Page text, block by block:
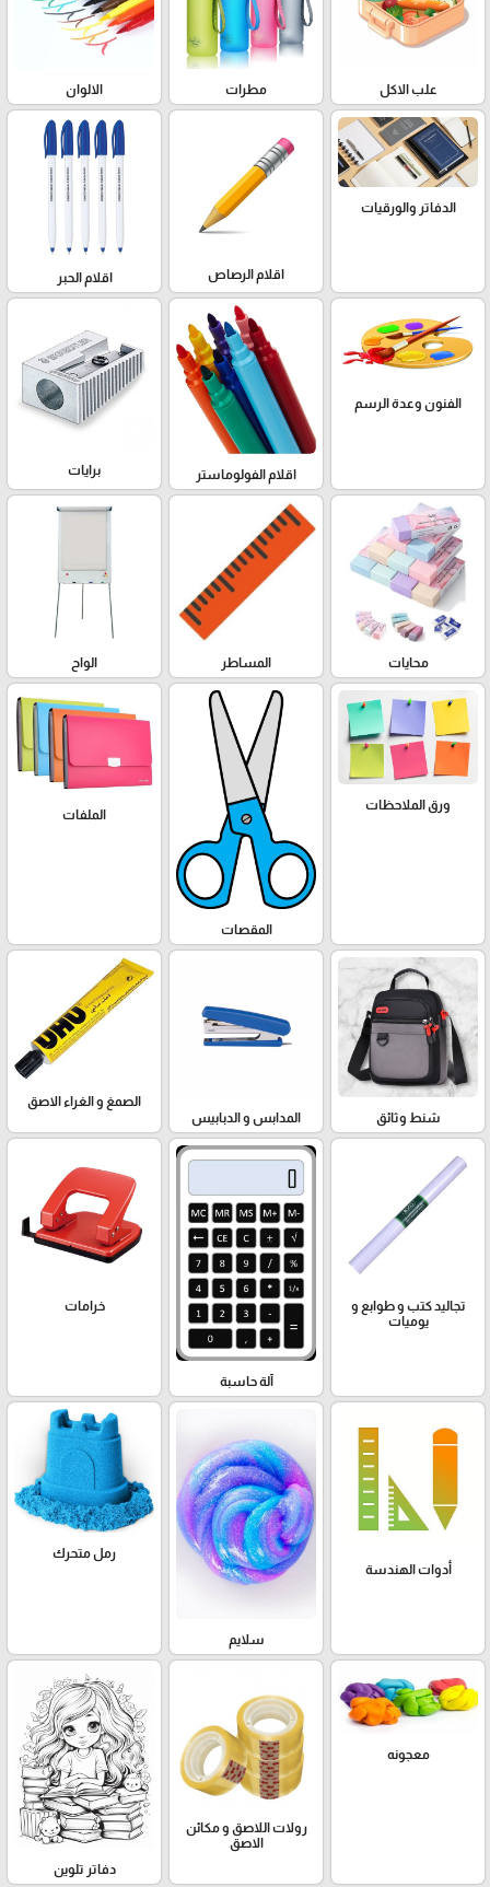
علب الاكل مطرات الالوان
الدفاتر والورقيات
اقلام الرصاص اقلام الحبر
الفنون وعدة الرسم
اقلام الفولوماستر برايات
محايات المساطر الواح
ورق الملاحظات
المقصات
الملفات
شنط وثائق المدابس و الدبابيس
الصمغ و الغراء الاصق
تجاليد كتب و طوابع و
يوميات
آلة حاسبة
خرامات
أدوات الهندسة
سلايم
رمل متحرك
معجونه
رولات اللاصق و مكائن
الاصق
دفاتر تلوين